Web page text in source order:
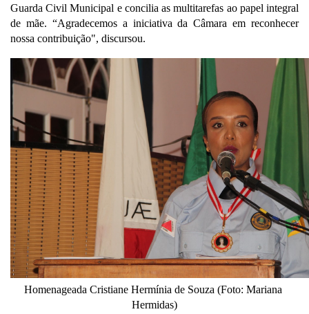
Guarda Civil Municipal e concilia as multitarefas ao papel integral
de mãe. “Agradecemos a iniciativa da Câmara em reconhecer
nossa contribuição", discursou.
Homenageada Cristiane Hermínia de Souza (Foto: Mariana
Hermidas)